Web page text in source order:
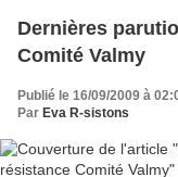
Dernières
Comité Valmy
Publié le 16/09/2009 à
Par Eva R-sistons